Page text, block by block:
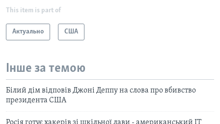
This item is part of
Актуально США
Інше за темою
Білий дім відповів Джоні Деппу на слова про вбивство
президента США